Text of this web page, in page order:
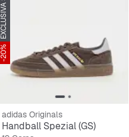
-20%
adidas Originals
Handball Spezial (GS)